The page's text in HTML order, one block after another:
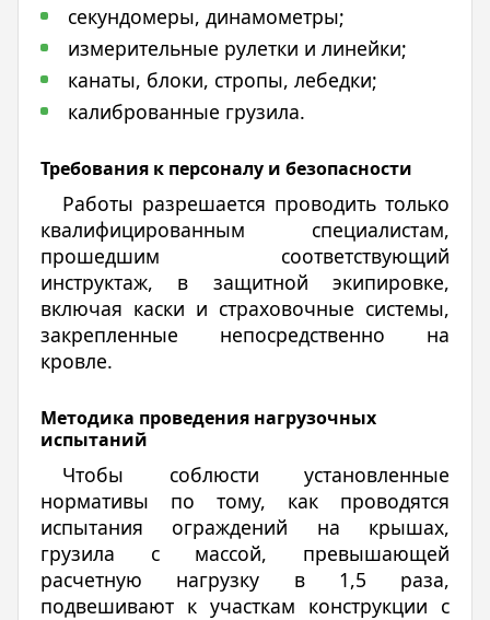
секундомеры, динамометры;
измерительные рулетки и линейки;
канаты, блоки, стропы, лебедки;
калиброванные грузила.
Требования к персоналу и безопасности
Работы разрешается проводить только
квалифицированным специалистам,
прошедшим соответствующий
инструктаж, в защитной экипировке,
включая каски и страховочные системы,
закрепленные непосредственно на
кровле.
Методика проведения нагрузочных
испытаний
Чтобы соблюсти установленные
нормативы по тому, как проводятся
испытания ограждений на крышах,
грузила с массой, превышающей
расчетную нагрузку в 1,5 раза,
подвешивают к участкам конструкции с